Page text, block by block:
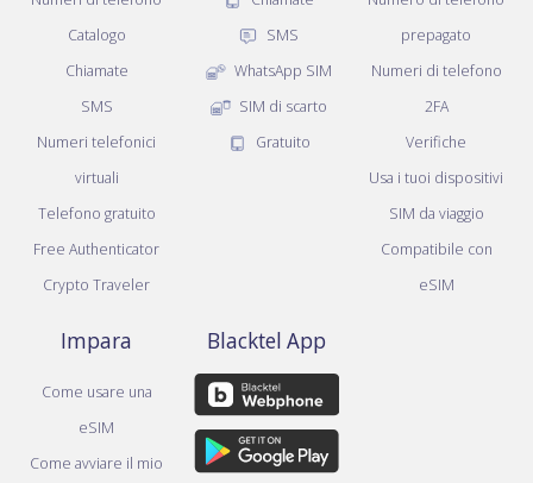
Catalogo
Chiamate
SMS
Numeri telefonici
virtuali
Telefono gratuito
Free Authenticator
Crypto Traveler
SMS
WhatsApp SIM
SIM di scarto
Gratuito
prepagato
Numeri di telefono
2FA
Verifiche
Usa i tuoi dispositivi
SIM da viaggio
Compatibile con
eSIM
Impara
Come usare una
eSIM
Come avviare il mio
Blacktel App